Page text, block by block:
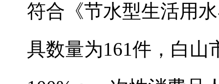
符合《节水型生活用
具数量为161件，白山